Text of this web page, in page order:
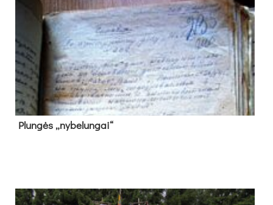
Plun­gės „ny­be­lun­gai“